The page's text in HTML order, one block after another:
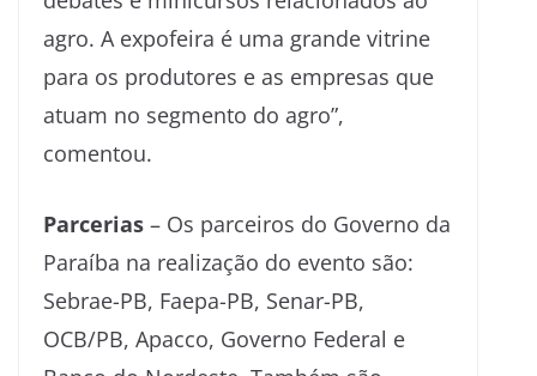
agro. A expofeira é uma grande vitrine
para os produtores e as empresas que
atuam no segmento do agro”,
comentou.
Parcerias – Os parceiros do Governo da
Paraíba na realização do evento são:
Sebrae-PB, Faepa-PB, Senar-PB,
OCB/PB, Apacco, Governo Federal e